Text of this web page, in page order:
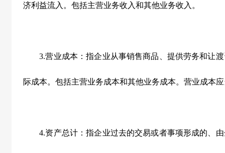
济利益流入。包括主营业务收入和其他业务收入。
3.营业成本：指企业从事销售商品、提供劳务和让渡
际成本。包括主营业务成本和其他业务成本。营业成本
4.资产总计：指企业过去的交易或者事项形成的、由